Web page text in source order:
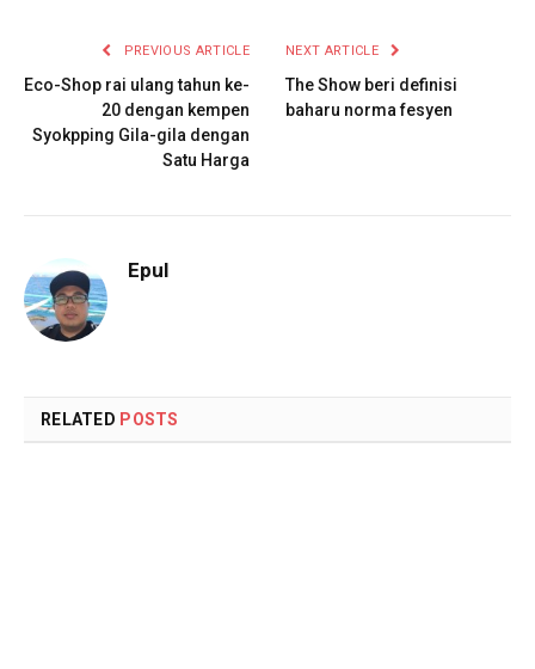
PREVIOUS ARTICLE
Eco-Shop rai ulang tahun ke-
20 dengan kempen
Syokpping Gila-gila dengan
Satu Harga
NEXT ARTICLE
The Show beri definisi
baharu norma fesyen
Epul
RELATED POSTS